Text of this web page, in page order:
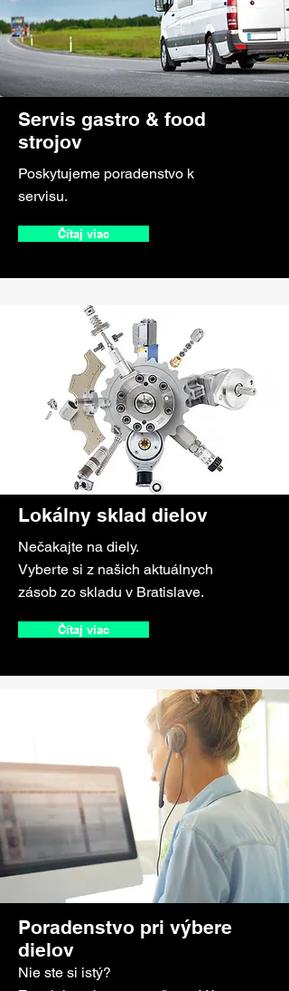
Servis gastro & food
strojov
Poskytujeme poradenstvo k
servisu.
Čítaj viac
Lokálny sklad dielov
Nečakajte na diely.
Vyberte si z našich aktuálnych
zásob zo skladu v Bratislave.
Čítaj viac
Poradenstvo pri výbere
dielov
Nie ste si istý?